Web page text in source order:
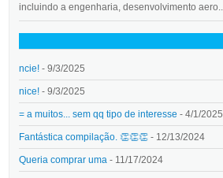
incluindo a engenharia, desenvolvimento aero...
ncie! - 9/3/2025
nice! - 9/3/2025
= a muitos... sem qq tipo de interesse - 4/1/2025
Fantástica compilação. 👏👏👏 - 12/13/2024
Queria comprar uma - 11/17/2024